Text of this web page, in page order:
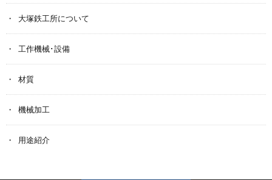
大塚鉄工所について
工作機械･設備
材質
機械加工
用途紹介